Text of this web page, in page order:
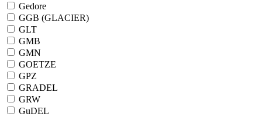
Gedore
GGB (GLACIER)
GLT
GMB
GMN
GOETZE
GPZ
GRADEL
GRW
GuDEL